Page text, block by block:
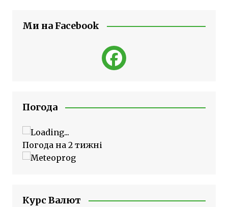
Ми на Facebook
Погода
Погода на 2 тижні
Курс Валют